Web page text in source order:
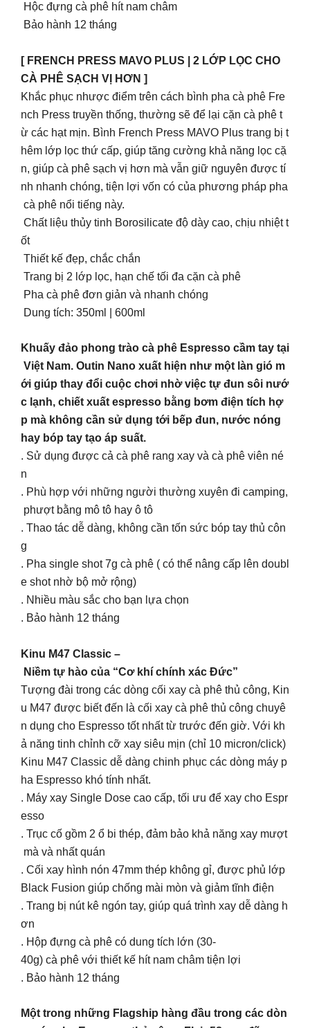
Hộc đựng cà phê hít nam châm
Bảo hành 12 tháng
[ FRENCH PRESS MAVO PLUS | 2 LỚP LỌC CHO
CÀ PHÊ SẠCH VỊ HƠN ]
Khắc phục nhược điểm trên cách bình pha cà phê Fre
nch Press truyền thống, thường sẽ để lại cặn cà phê t
ừ các hạt mịn. Bình French Press MAVO Plus trang bị t
hêm lớp lọc thứ cấp, giúp tăng cường khả năng lọc cặ
n, giúp cà phê sạch vị hơn mà vẫn giữ nguyên được tí
nh nhanh chóng, tiện lợi vốn có của phương pháp pha
cà phê nổi tiếng này.
Chất liệu thủy tinh Borosilicate độ dày cao, chịu nhiệt t
ốt
Thiết kế đẹp, chắc chắn
Trang bị 2 lớp lọc, hạn chế tối đa cặn cà phê
Pha cà phê đơn giản và nhanh chóng
Dung tích: 350ml | 600ml
Khuấy đảo phong trào cà phê Espresso cầm tay tại
Việt Nam. Outin Nano xuất hiện như một làn gió m
ới giúp thay đổi cuộc chơi nhờ việc tự đun sôi nướ
c lạnh, chiết xuất espresso bằng bơm điện tích hợ
p mà không cần sử dụng tới bếp đun, nước nóng
hay bóp tay tạo áp suất.
. Sử dụng được cả cà phê rang xay và cà phê viên né
n
. Phù hợp với những người thường xuyên đi camping,
phượt bằng mô tô hay ô tô
. Thao tác dễ dàng, không cần tốn sức bóp tay thủ côn
g
. Pha single shot 7g cà phê ( có thể nâng cấp lên doubl
e shot nhờ bộ mở rộng)
. Nhiều màu sắc cho bạn lựa chọn
. Bảo hành 12 tháng
Kinu M47 Classic –
Niềm tự hào của “Cơ khí chính xác Đức”
Tượng đài trong các dòng cối xay cà phê thủ công, Kin
u M47 được biết đến là cối xay cà phê thủ công chuyê
n dụng cho Espresso tốt nhất từ trước đến giờ. Với kh
ả năng tinh chỉnh cỡ xay siêu mịn (chỉ 10 micron/click)
Kinu M47 Classic dễ dàng chinh phục các dòng máy p
ha Espresso khó tính nhất.
. Máy xay Single Dose cao cấp, tối ưu để xay cho Espr
esso
. Trục cố gồm 2 ổ bi thép, đảm bảo khả năng xay mượt
mà và nhất quán
. Cối xay hình nón 47mm thép không gỉ, được phủ lớp
Black Fusion giúp chống mài mòn và giảm tĩnh điện
. Trang bị nút kê ngón tay, giúp quá trình xay dễ dàng h
ơn
. Hộp đựng cà phê có dung tích lớn (30-
40g) cà phê với thiết kế hít nam châm tiện lợi
. Bảo hành 12 tháng
Một trong những Flagship hàng đầu trong các dòn